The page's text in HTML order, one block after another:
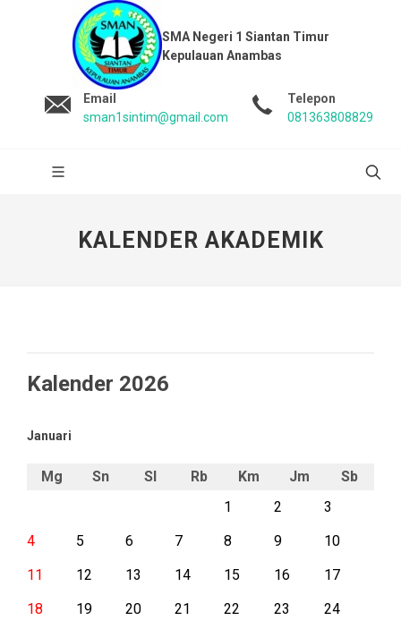
SMA Negeri 1 Siantan Timur
Kepulauan Anambas
Email
sman1sintim@gmail.com
Telepon
081363808829
KALENDER AKADEMIK
Kalender 2026
Januari
Mg Sn Sl Rb Km Jm
Sb
1
2
3
4
5 6 7 8 9
10
11
12 13 14 15 16
17
18
19 20 21 22 23
24